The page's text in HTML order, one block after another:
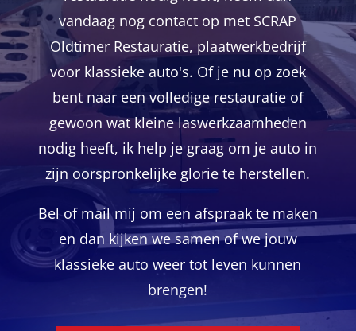
vandaag nog contact op met SCRAP
Oldtimer Restauratie, plaatwerkbedrijf
voor klassieke auto's. Of je nu op zoek
bent naar een volledige restauratie of
gewoon wat kleine laswerkzaamheden
nodig heeft, ik help je graag om je auto in
zijn oorspronkelijke glorie te herstellen.
Bel of mail mij om een afspraak te maken
en dan kijken we samen of we jouw
klassieke auto weer tot leven kunnen
brengen!